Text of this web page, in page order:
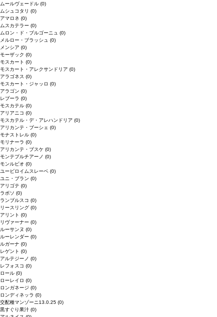
ムールヴェードル (0)
ムシュコタリ (0)
アマロネ (0)
ムスカテラー (0)
ムロン・ド・ブルゴーニュ (0)
メルロー・ブラッシュ (0)
メンシア (0)
モーザック (0)
モスカート (0)
モスカート・アレクサンドリア (0)
アラゴネス (0)
モスカート・ジャッロ (0)
アラゴン (0)
レブーラ (0)
モスカテル (0)
アリアニコ (0)
モスカテル・デ・アレハンドリア (0)
アリカンテ・ブーシェ (0)
モナストレル (0)
モリナーラ (0)
アリカンテ・ブスケ (0)
モンテプルチアーノ (0)
モンルビオ (0)
ユービロイムスレーベ (0)
ユニ・ブラン (0)
アリゴテ (0)
ラボソ (0)
ランブルスコ (0)
リースリング (0)
アリント (0)
リヴァーナー (0)
ルーサンヌ (0)
ルーレンダー (0)
ルガーナ (0)
レゲント (0)
アルテジーノ (0)
レフォスコ (0)
ロール (0)
ローレイロ (0)
ロンガネージ (0)
ロンディネッラ (0)
交配種マンゾーニ13.0.25 (0)
黒すぐり果汁 (0)